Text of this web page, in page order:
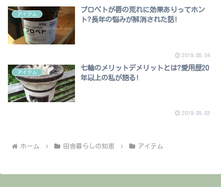
アイテム
プロペトが唇の荒れに効果ありってホン
ト?長年の悩みが解消された話!
2019.05.04
アイテム
七輪のメリットデメリットとは?愛用歴20
年以上の私が語る!
2019.05.03
ホーム 田舎暮らしの知恵 アイテム